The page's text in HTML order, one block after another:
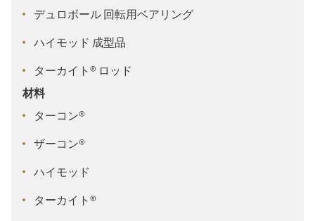
デュロボール 回転用ベアリング
ハイモッド 成型品
ターカイト® ロッド
材料
ターコン®
ザーコン®
ハイモッド
ターカイト®